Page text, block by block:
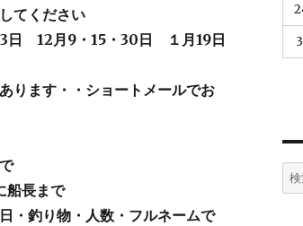
てください
日 12月9・15・30日 １月19日
ります・・ショートメールでお
長まで
・釣り物・人数・フルネームで
検
索: